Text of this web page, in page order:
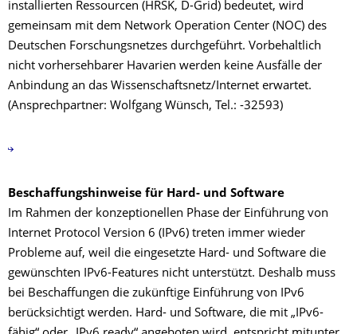
installierten Ressourcen (HRSK, D-Grid) bedeutet, wird
gemeinsam mit dem Network Operation Center (NOC) des
Deutschen Forschungsnetzes durchgeführt. Vorbehaltlich
nicht vorhersehbarer Havarien werden keine Ausfälle der
Anbindung an das Wissenschaftsnetz/Internet erwartet.
(Ansprechpartner: Wolfgang Wünsch, Tel.: -32593)
Beschaffungshinweise für Hard- und Software
Im Rahmen der konzeptionellen Phase der Einführung von
Internet Protocol Version 6 (IPv6) treten immer wieder
Probleme auf, weil die eingesetzte Hard- und Software die
gewünschten IPv6-Features nicht unterstützt. Deshalb muss
bei Beschaffungen die zukünftige Einführung von IPv6
berücksichtigt werden. Hard- und Software, die mit „IPv6-